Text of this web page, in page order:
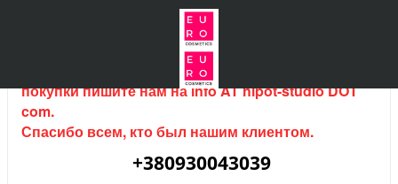
Интернет магазин (данный сайт) продается, для
покупки пишите нам наinfo AT hipot-studio DOT
com.
Спасибо всем, кто был нашим клиентом.
+380930043039